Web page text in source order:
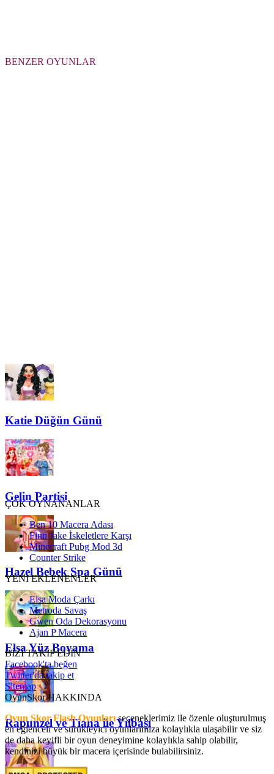
BENZER OYUNLAR
Katie Düğün Günü
Gelin Partisi
Hazel Bebek Spa Günü
Elsa Yüz Boyama
Rapunzel ve Tiana ile Yılbaşı
ÇOK OYNANANLAR
Ben 10 Macera Adası
Finn Jake İskeletlere Karşı
Minecraft Pubg Mod 3d
Counter Strike
YENİ EKLENENLER
Elsa Moda Çarkı
Metroda Savaş
Gwen Oda Dekorasyonu
Ajan P Macera
BİZİ TAKİP EDİN
Facebook'ta beğen
Twitter'da takip et
Sitemap
OyunSkor HAKKINDA
Oyun Skor Flash Oyunlarıseçeneklerimiz ile özenle oluşturulmuş
en eğlenceli ve sürükleyici oyunlarımıza kolaylıkla ulaşabilir ve siz
de daha keyifli bir oyun deneyimine kolaylıkla sahip olabilir,
kendinizi büyük bir macera içerisinde bulabilirsiniz.